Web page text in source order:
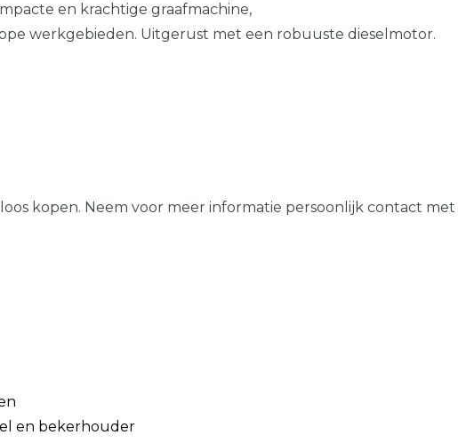
en krachtige graafmachine,
werkgebieden. Uitgerust met een robuuste dieselmotor.
kopen. Neem voor meer informatie persoonlijk contact met
en bekerhouder